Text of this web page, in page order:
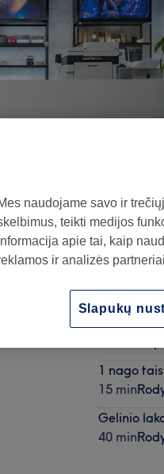
Vieno
1 nago
15 min
Gelinio
40 min
naudojame savo ir
teikti medijos
apie tai, kaip
ir analizės
Slapukų